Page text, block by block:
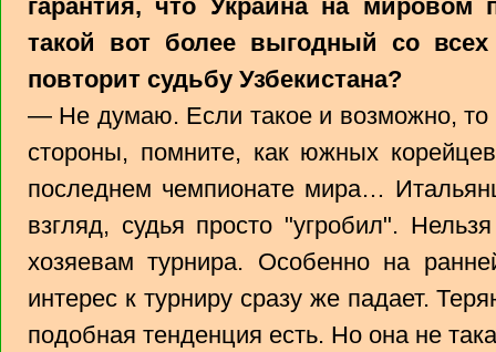
гарантия, что Украина на мировом
такой вот более выгодный со
повторит судьбу Узбекистана?
— Не думаю. Если такое и возможно, то
стороны, помните, как южных
последнем чемпионате мира…
взгляд, судья просто "угробил".
хозяевам турнира. Особенно на
интерес к турниру сразу же падает.
подобная тенденция есть. Но она не